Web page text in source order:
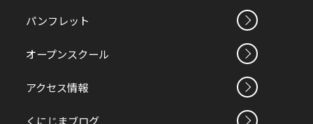
パンフレット
オープンスクール
アクセス情報
くにじまブログ